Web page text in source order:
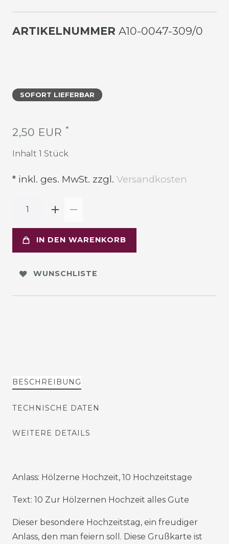
ARTIKELNUMMER A10-0047-309/0
SOFORT LIEFERBAR
2,50 EUR *
Inhalt 1 Stück
* inkl. ges. MwSt. zzgl. Versandkosten
IN DEN WARENKORB
WUNSCHLISTE
BESCHREIBUNG
TECHNISCHE DATEN
WEITERE DETAILS
Anlass: Hölzerne Hochzeit, 10 Hochzeitstage
Text: 10 Zur Hölzernen Hochzeit alles Gute
Dieser besondere Hochzeitstag, ein freudiger
Anlass, den man feiern soll. Diese Grußkarte ist